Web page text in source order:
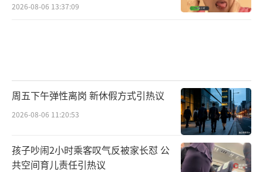
2026-08-06 13:37:09
周五下午弹性离岗 新休假方式引热议
2026-08-06 11:20:53
孩子吵闹2小时乘客叹气反被家长怼 公
共空间育儿责任引热议